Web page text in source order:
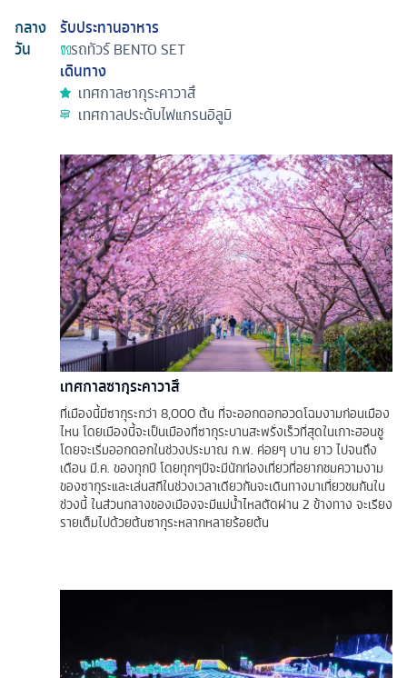
กลาง
วัน
รับประทานอาหาร
รถทัวร์BENTO SET
เดินทาง
เทศกาลซากุระคาวาสึ
เทศกาลประดับไฟแกรนอิลูมิ
เทศกาลซากุระคาวาสึ
ที่เมืองนี้มีซากุระกว่า 8,000 ต้น ที่จะออกดอกอวดโฉมงามก่อนเมือง
ไหน โดยเมืองนี้จะเป็นเมืองที่ซากุระบานสะพรั่งเร็วที่สุดในเกาะฮอนชู
โดยจะเริ่มออกดอกในช่วงประมาณ ก.พ. ค่อยๆ บาน ยาว ไปจนถึง
เดือน มี.ค. ของทุกปี โดยทุกๆปีจะมีนักท่องเที่ยวที่อยากชมความงาม
ของซากุระและเล่นสกีในช่วงเวลาเดียวกันจะเดินทางมาเที่ยวชมกันใน
ช่วงนี้ ในส่วนกลางของเมืองจะมีแม่น้ำไหลตัดผ่าน 2 ข้างทาง จะเรียง
รายเต็มไปด้วยต้นซากุระหลากหลายร้อยต้น